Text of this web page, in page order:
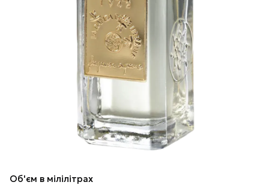
Об'єм в мілілітрах